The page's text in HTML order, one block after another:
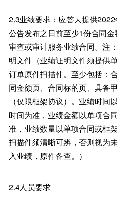
2.3业绩要求：应答人提供
公告发布之日前至少1份合同
审查或审计服务业绩合同。注
明文件（业绩证明文件须提供
订单原件扫描件。至少包括：
同金额页、合同标的页、具备
（仅限框架协议）。业绩时间
时间为准，业绩金额以单项合
准，业绩数量以单项合同或框
扫描件须清晰可辨，否则视为
入业绩，原件备查。）
2.4人员要求